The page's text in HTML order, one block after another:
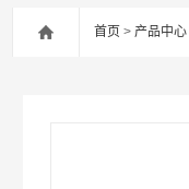
首页 >产品中心